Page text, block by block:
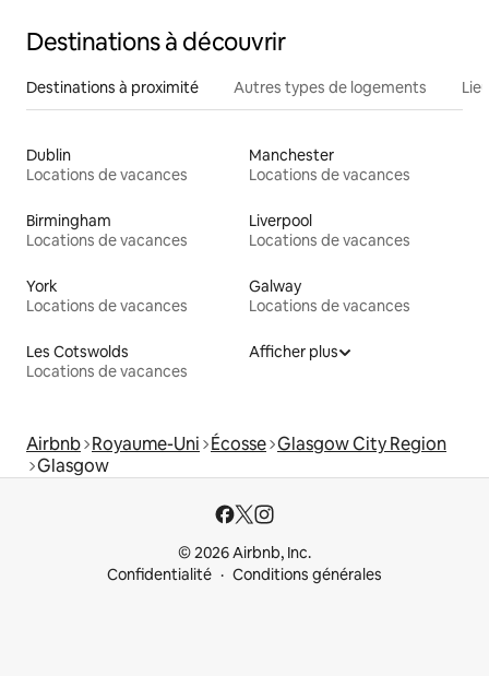
Destinations à découvrir
Destinations à proximité Autres types de logements
Dublin
Locations de vacances
Manchester
Locations de vacances
Birmingham
Locations de vacances
Liverpool
Locations de vacances
York
Locations de vacances
Galway
Locations de vacances
Les Cotswolds
Locations de vacances
Afficher plus
Airbnb Royaume-Uni Écosse Glasgow City Region
Glasgow
© 2026 Airbnb, Inc.
Confidentialité
Conditions générales